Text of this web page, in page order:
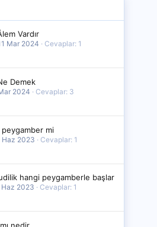
Vardır
Mar 2024
Cevaplar: 1
Demek
2024
Cevaplar: 3
mi
Haz 2023
Cevaplar: 1
hangi peygamberle başlar
Haz 2023
Cevaplar: 1